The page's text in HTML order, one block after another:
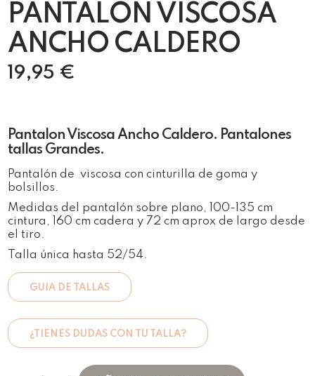
PANTALON VISCOSA
ANCHO CALDERO
19,95 €
Pantalon Viscosa Ancho Caldero. Pantalones
tallas Grandes.
Pantalón de viscosa con cinturilla de goma y
bolsillos.
Medidas del pantalón sobre plano, 100-135 cm
cintura, 160 cm cadera y 72 cm aprox de largo desde
el tiro.
Talla única hasta 52/54.
GUIA DE TALLAS
¿TIENES DUDAS CON TU TALLA?